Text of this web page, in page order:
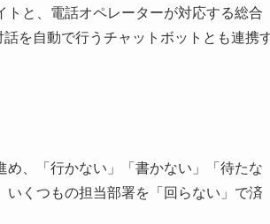
と、電話オペレーターが対応する総合
を自動で行うチャットボットとも連携
、「行かない」「書かない」「待たな
くつもの担当部署を「回らない」で済